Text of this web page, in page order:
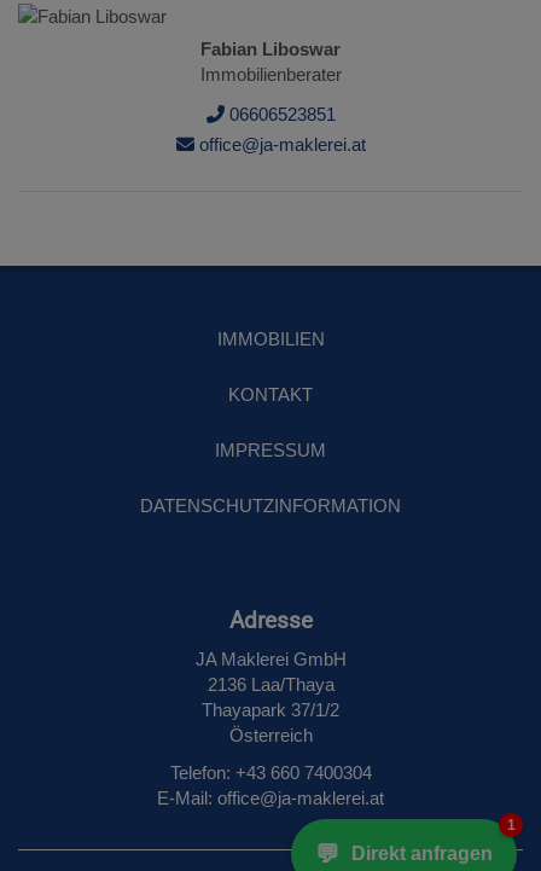
Fabian Liboswar
Immobilienberater
06606523851
office@ja-maklerei.at
IMMOBILIEN
KONTAKT
IMPRESSUM
DATENSCHUTZINFORMATION
💬 Direkt anfragen
1
Adresse
JA Maklerei GmbH
2136 Laa/Thaya
Thayapark 37/1/2
Österreich
Telefon: +43 660 7400304
E‑Mail: office@ja-maklerei.at